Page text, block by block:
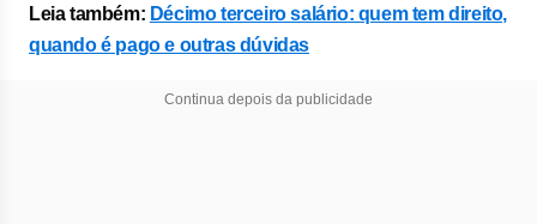
Leia também: Décimo terceiro salário: quem tem direito,
quando é pago e outras dúvidas
Continua depois da publicidade